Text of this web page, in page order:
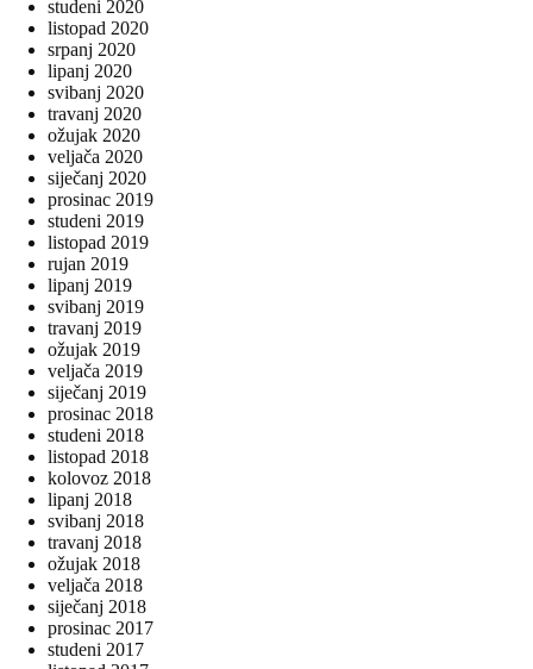
studeni 2020
listopad 2020
srpanj 2020
lipanj 2020
svibanj 2020
travanj 2020
ožujak 2020
veljača 2020
siječanj 2020
prosinac 2019
studeni 2019
listopad 2019
rujan 2019
lipanj 2019
svibanj 2019
travanj 2019
ožujak 2019
veljača 2019
siječanj 2019
prosinac 2018
studeni 2018
listopad 2018
kolovoz 2018
lipanj 2018
svibanj 2018
travanj 2018
ožujak 2018
veljača 2018
siječanj 2018
prosinac 2017
studeni 2017